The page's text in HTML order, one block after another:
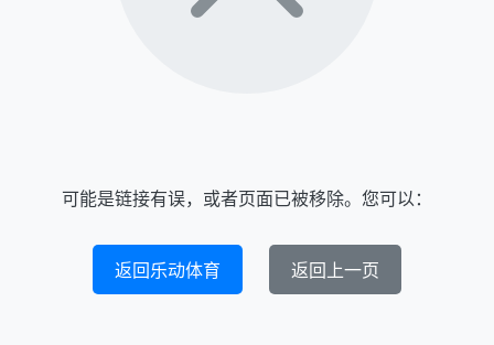
可能是链接有误，或者页面已被移除。您可以：
返回乐动体育 返回上一页